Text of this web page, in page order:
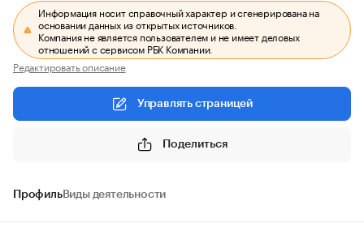
Информация носит справочный характер и сгенерирована на
основании данных из открытых источников.
Компания не является пользователем и не имеет деловых
отношений с сервисом РБК Компании.
Редактировать описание
Управлять страницей
Поделиться
ПрофильВиды деятельности